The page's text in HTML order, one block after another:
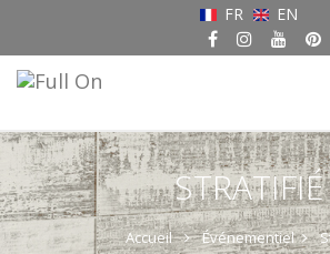
FR EN
STRATIFIÉ
Accueil Événementiel